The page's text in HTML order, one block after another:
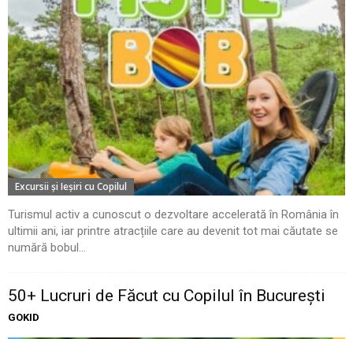
Excursii şi Ieşiri cu Copilul
Turismul activ a cunoscut o dezvoltare accelerată în România în
ultimii ani, iar printre atracțiile care au devenit tot mai căutate se
numără bobul...
50+ Lucruri de Făcut cu Copilul în București
GOKID